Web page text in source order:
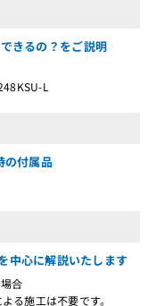
きるの？をご説明
L
の付属品
中心に解説いたします
合
施工は不要です。